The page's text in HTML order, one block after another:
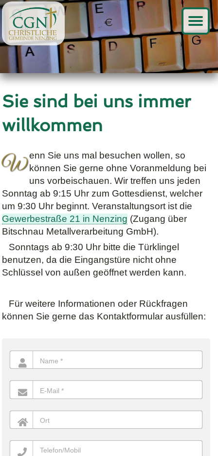
Sie sind bei uns immer
willkommen
W enn Sie uns mal besuchen wollen, so
können Sie gerne ohne Voranmeldung bei
uns vorbeischauen. Wir treffen uns jeden
Sonntag ab 9:15 Uhr zum Gottesdienst, welcher
um 9:30 Uhr beginnt. Veranstaltungsort ist die
Gewerbestraße 21 in Nenzing (Zugang über
Bitschnau Metallverarbeitung GmbH).
Sonntags ab 9:30 Uhr bitte die Türklingel
benutzen, da die Eingangstüre nicht ohne
Schlüssel von außen geöffnet werden kann.
Für weitere Informationen oder Rückfragen
können Sie gerne das Kontaktformular ausfüllen: